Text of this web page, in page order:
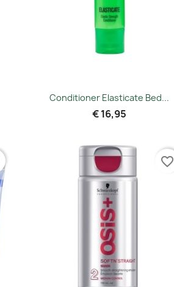
Snel bekijken
Conditioner Elasticate Bed...
€ 16,95
favorite_border